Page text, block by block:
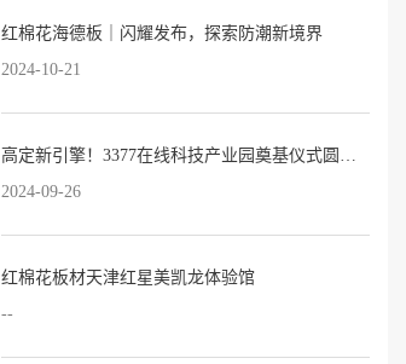
红棉花海德板｜闪耀发布，探索防潮新境界
2024-10-21
2024-09-26
红棉花板材天津红星美凯龙体验馆
--